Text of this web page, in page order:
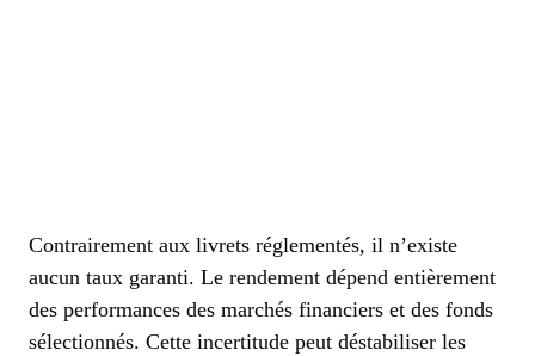
Contrairement aux livrets réglementés, il n’existe
aucun taux garanti. Le rendement dépend entièrement
des performances des marchés financiers et des fonds
sélectionnés. Cette incertitude peut déstabiliser les